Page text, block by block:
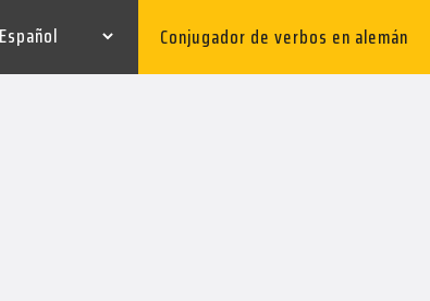
Conjugador de verbos en alemán